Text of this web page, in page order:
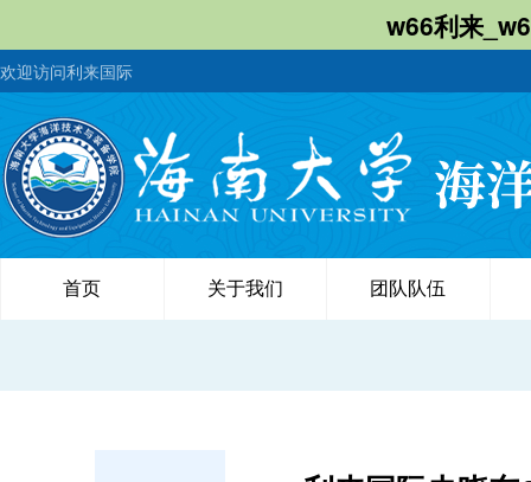
w66利来
欢迎访问利来国际
首页 关于我们 团队队伍